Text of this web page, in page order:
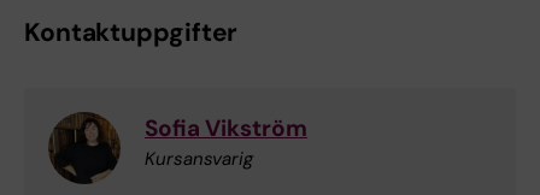
Kontaktuppgifter
Sofia Vikström
Kursansvarig